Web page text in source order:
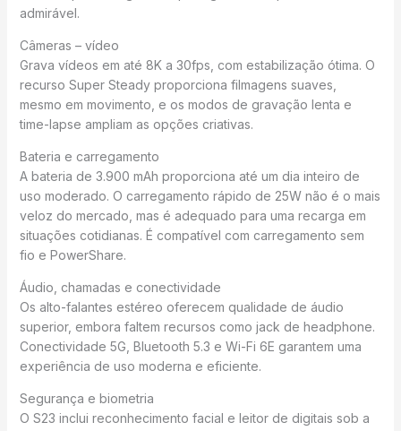
admirável.
Câmeras – vídeo
Grava vídeos em até 8K a 30fps, com estabilização ótima. O
recurso Super Steady proporciona filmagens suaves,
mesmo em movimento, e os modos de gravação lenta e
time-lapse ampliam as opções criativas.
Bateria e carregamento
A bateria de 3.900 mAh proporciona até um dia inteiro de
uso moderado. O carregamento rápido de 25W não é o mais
veloz do mercado, mas é adequado para uma recarga em
situações cotidianas. É compatível com carregamento sem
fio e PowerShare.
Áudio, chamadas e conectividade
Os alto-falantes estéreo oferecem qualidade de áudio
superior, embora faltem recursos como jack de headphone.
Conectividade 5G, Bluetooth 5.3 e Wi-Fi 6E garantem uma
experiência de uso moderna e eficiente.
Segurança e biometria
O S23 inclui reconhecimento facial e leitor de digitais sob a